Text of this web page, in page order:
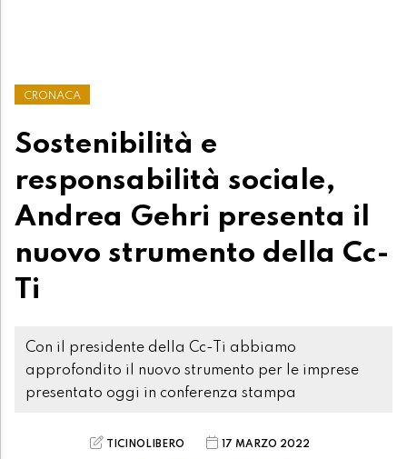
CRONACA
Sostenibilità e
responsabilità sociale,
Andrea Gehri presenta il
nuovo strumento della Cc-
Ti
Con il presidente della Cc-Ti abbiamo
approfondito il nuovo strumento per le imprese
presentato oggi in conferenza stampa
TICINOLIBERO 17 MARZO 2022